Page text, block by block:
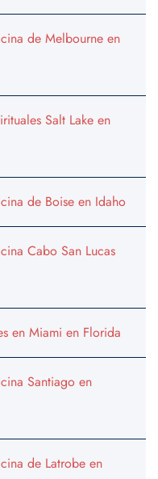
de Melbourne en
Salt Lake en
de Boise en Idaho
Cabo San Lucas
en Miami en Florida
Santiago en
de Latrobe en